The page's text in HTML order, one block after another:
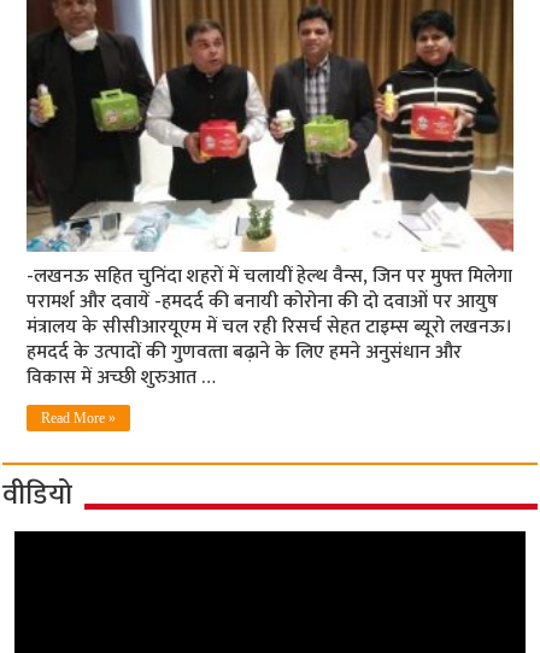
-लखनऊ सहित चुनिंदा शहरों में चलायीं हेल्‍थ वैन्‍स, जिन पर मुफ्त मिलेगा
परामर्श और दवायें -हमदर्द की बनायी कोरोना की दो दवाओं पर आयुष
मंत्रालय के सीसीआरयूएम में चल रही रिसर्च सेहत टाइम्‍स ब्‍यूरो लखनऊ।
हमदर्द के उत्‍पादों की गुणवत्‍ता बढ़ाने के लिए हमने अनुसंधान और
विकास में अच्‍छी शुरुआत …
Read More »
वीडियो